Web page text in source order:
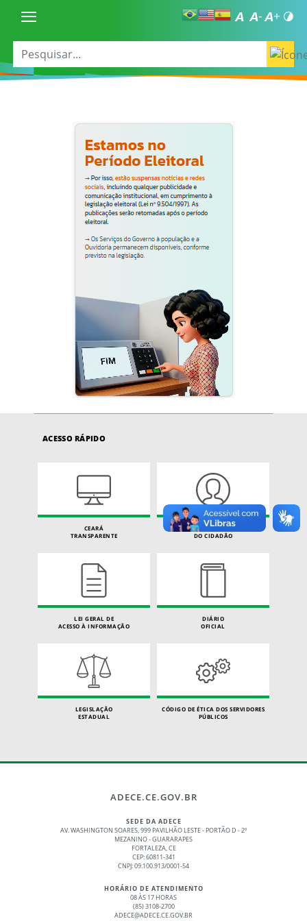
ACESSO RÁPIDO
CEARÁ
TRANSPARENTE
CARTA DE SERVIÇOS
DO CIDADÃO
LEI GERAL DE
ACESSO À INFORMAÇÃO
DIÁRIO
OFICIAL
LEGISLAÇÃO
ESTADUAL
CÓDIGO DE ÉTICA DOS SERVIDORES
PÚBLICOS
ADECE.CE.GOV.BR
SEDE DA ADECE
AV. WASHINGTON SOARES, 999 PAVILHÃO LESTE - PORTÃO D - 2º
MEZANINO - GUARARAPES
FORTALEZA, CE
CEP: 60811-341
CNPJ: 09.100.913/0001-54
HORÁRIO DE ATENDIMENTO
08 ÀS 17 HORAS
(85) 3108-2700
ADECE@ADECE.CE.GOV.BR